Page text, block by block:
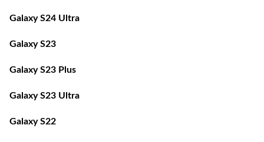
Galaxy S24 Ultra
Galaxy S23
Galaxy S23 Plus
Galaxy S23 Ultra
Galaxy S22